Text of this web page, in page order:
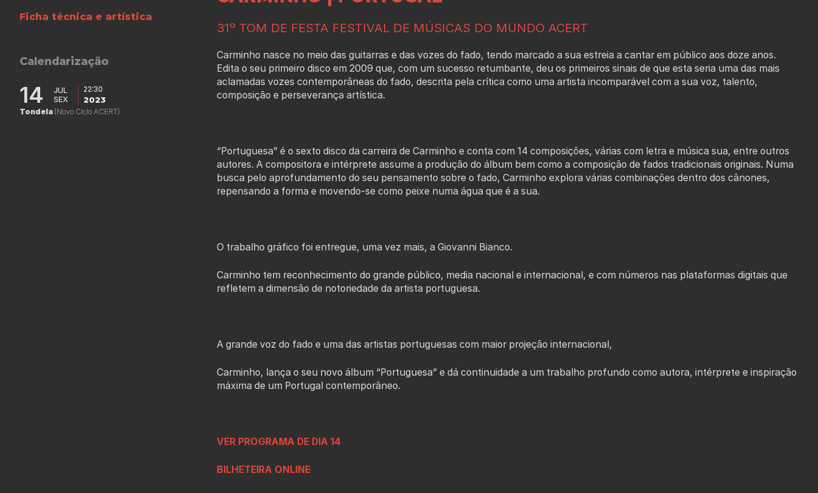
Ficha técnica e artística
Calendarização
14
JUL
SEX
22:30
2023
Tondela (Novo Ciclo ACERT)
31º TOM DE FESTA FESTIVAL DE MÚSICAS DO MUNDO ACERT
Carminho nasce no meio das guitarras e das vozes do fado, tendo marcado a sua estreia a cantar em público aos doze anos.
Edita o seu primeiro disco em 2009 que, com um sucesso retumbante, deu os primeiros sinais de que esta seria uma das mais
aclamadas vozes contemporâneas do fado, descrita pela crítica como uma artista incomparável com a sua voz, talento,
composição e perseverança artística.
“Portuguesa” é o sexto disco da carreira de Carminho e conta com 14 composições, várias com letra e música sua, entre outros
autores. A compositora e intérprete assume a produção do álbum bem como a composição de fados tradicionais originais. Numa
busca pelo aprofundamento do seu pensamento sobre o fado, Carminho explora várias combinações dentro dos cânones,
repensando a forma e movendo-se como peixe numa água que é a sua.
O trabalho gráfico foi entregue, uma vez mais, a Giovanni Bianco.
Carminho tem reconhecimento do grande público, media nacional e internacional, e com números nas plataformas digitais que
refletem a dimensão de notoriedade da artista portuguesa.
A grande voz do fado e uma das artistas portuguesas com maior projeção internacional,
Carminho, lança o seu novo álbum “Portuguesa” e dá continuidade a um trabalho profundo como autora, intérprete e inspiração
máxima de um Portugal contemporâneo.
VER PROGRAMA DE DIA 14
BILHETEIRA ONLINE